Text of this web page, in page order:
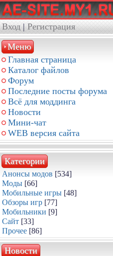
Вход|Регистрация
Меню
Главная страница
Каталог файлов
Форум
Последние посты форума
Всё для моддинга
Новости
Мини-чат
WEB версия сайта
Категории
Анонсы модов [534]
Моды [66]
Мобильные игры [48]
Обзоры игр [77]
Мобильники [9]
Сайт [33]
Прочее [86]
Новости